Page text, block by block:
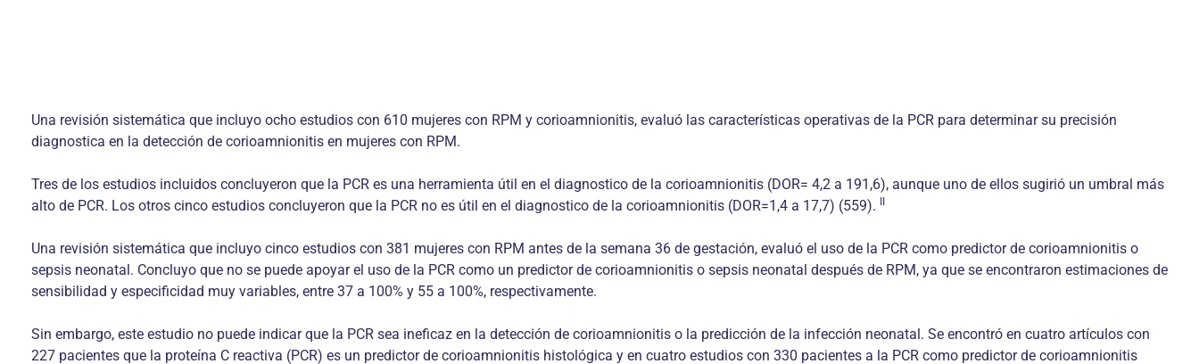
Una revisión sistemática que incluyo ocho estudios con 610 mujeres con RPM y corioamnionitis, evaluó las características operativas de la PCR para determinar su precisión
diagnostica en la detección de corioamnionitis en mujeres con RPM.
Tres de los estudios incluidos concluyeron que la PCR es una herramienta útil en el diagnostico de la corioamnionitis (DOR= 4,2 a 191,6), aunque uno de ellos sugirió un umbral más
alto de PCR. Los otros cinco estudios concluyeron que la PCR no es útil en el diagnostico de la corioamnionitis (DOR=1,4 a 17,7) (559). II
Una revisión sistemática que incluyo cinco estudios con 381 mujeres con RPM antes de la semana 36 de gestación, evaluó el uso de la PCR como predictor de corioamnionitis o
sepsis neonatal. Concluyo que no se puede apoyar el uso de la PCR como un predictor de corioamnionitis o sepsis neonatal después de RPM, ya que se encontraron estimaciones de
sensibilidad y especificidad muy variables, entre 37 a 100% y 55 a 100%, respectivamente.
Sin embargo, este estudio no puede indicar que la PCR sea ineficaz en la detección de corioamnionitis o la predicción de la infección neonatal. Se encontró en cuatro artículos con
227 pacientes que la proteína C reactiva (PCR) es un predictor de corioamnionitis histológica y en cuatro estudios con 330 pacientes a la PCR como predictor de corioamnionitis